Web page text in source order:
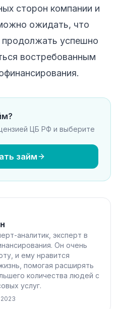
сторон компании и
ожидать, что
успешно
востребованным
ЦБ РФ и выберите
займ
аналитик, эксперт в
Он очень
и ему нравится
помогая расширять
количества людей с
услуг.